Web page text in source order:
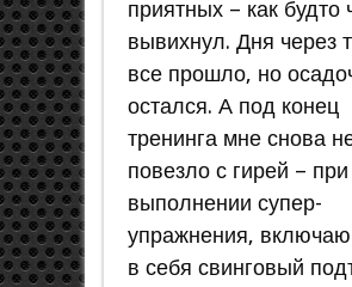
приятных – как будто
вывихнул. Дня через
все прошло, но
остался. А под конец
тренинга мне снова
повезло с гирей – при
выполнении супер-
упражнения,
в себя свинговый